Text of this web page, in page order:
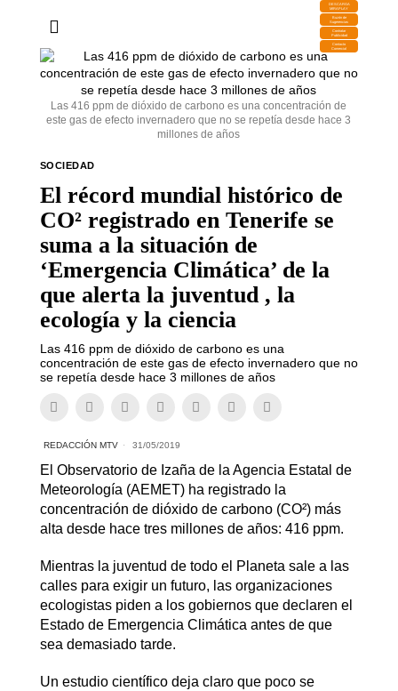
DESCARGA
MIRAPLAY
Buzón de
Sugerencias
Contratar
Publicidad
Contacto
Comercial
Las 416 ppm de dióxido de carbono es una concentración de
este gas de efecto invernadero que no se repetía desde hace 3
millones de años
SOCIEDAD
El récord mundial histórico de
CO² registrado en Tenerife se
suma a la situación de
‘Emergencia Climática’ de la
que alerta la juventud , la
ecología y la ciencia
Las 416 ppm de dióxido de carbono es una
concentración de este gas de efecto invernadero que no
se repetía desde hace 3 millones de años
REDACCIÓN MTV 31/05/2019
El Observatorio de Izaña de la Agencia Estatal de
Meteorología (AEMET) ha registrado la
concentración de dióxido de carbono (CO²) más
alta desde hace tres millones de años: 416 ppm.
Mientras la juventud de todo el Planeta sale a las
calles para exigir un futuro, las organizaciones
ecologistas piden a los gobiernos que declaren el
Estado de Emergencia Climática antes de que
sea demasiado tarde.
Un estudio científico deja claro que poco se